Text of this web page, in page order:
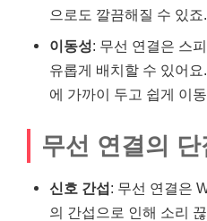
으로도 깔끔해질 수 있죠.
이동성: 무선 연결은 스
유롭게 배치할 수 있어
에 가까이 두고 쉽게 이
무선 연결의 단
신호 간섭: 무선 연결은
의 간섭으로 인해 소리